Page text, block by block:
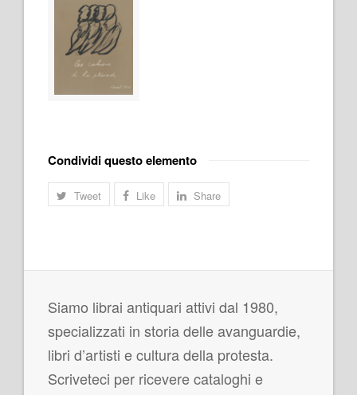
Condividi questo elemento
Tweet Like Share
Siamo librai antiquari attivi dal 1980,
specializzati in storia delle avanguardie,
libri d’artisti e cultura della protesta.
Scriveteci per ricevere cataloghi e